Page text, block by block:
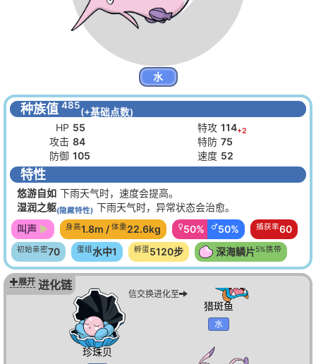
水
种族值 485
(+基础点数)
HP 55 特攻 114+2
攻击 84 特防 75
防御 105 速度 52
特性
悠游自如 下雨天气时，速度会提高。
湿润之躯(隐藏特性) 下雨天气时，异常状态会治愈。
叫声
身高1.8m / 体重22.6kg ♀50% ♂50% 捕获率60
初始亲密70 蛋组 水中1 孵蛋5120步 深海鳞片5%携带
展开 进化链
珍珠贝
信交换进化至
猎斑鱼
水